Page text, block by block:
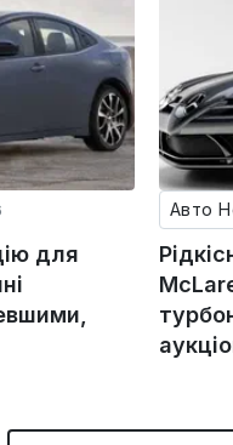
для
Авто